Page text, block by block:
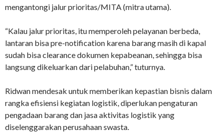
mengantongi jalur prioritas/MITA (mitra utama).
“Kalau jalur prioritas, itu memperoleh pelayanan berbeda,
lantaran bisa pre-notification karena barang masih di kapal
sudah bisa clearance dokumen kepabeanan, sehingga bisa
langsung dikeluarkan dari pelabuhan,” tuturnya.
Ridwan mendesak untuk memberikan kepastian bisnis dalam
rangka efisiensi kegiatan logistik, diperlukan pengaturan
pengadaan barang dan jasa aktivitas logistik yang
diselenggarakan perusahaan swasta.